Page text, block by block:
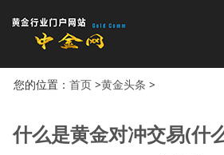
您的位置： 首页>黄金头条 >
什么是黄金对冲交易(什